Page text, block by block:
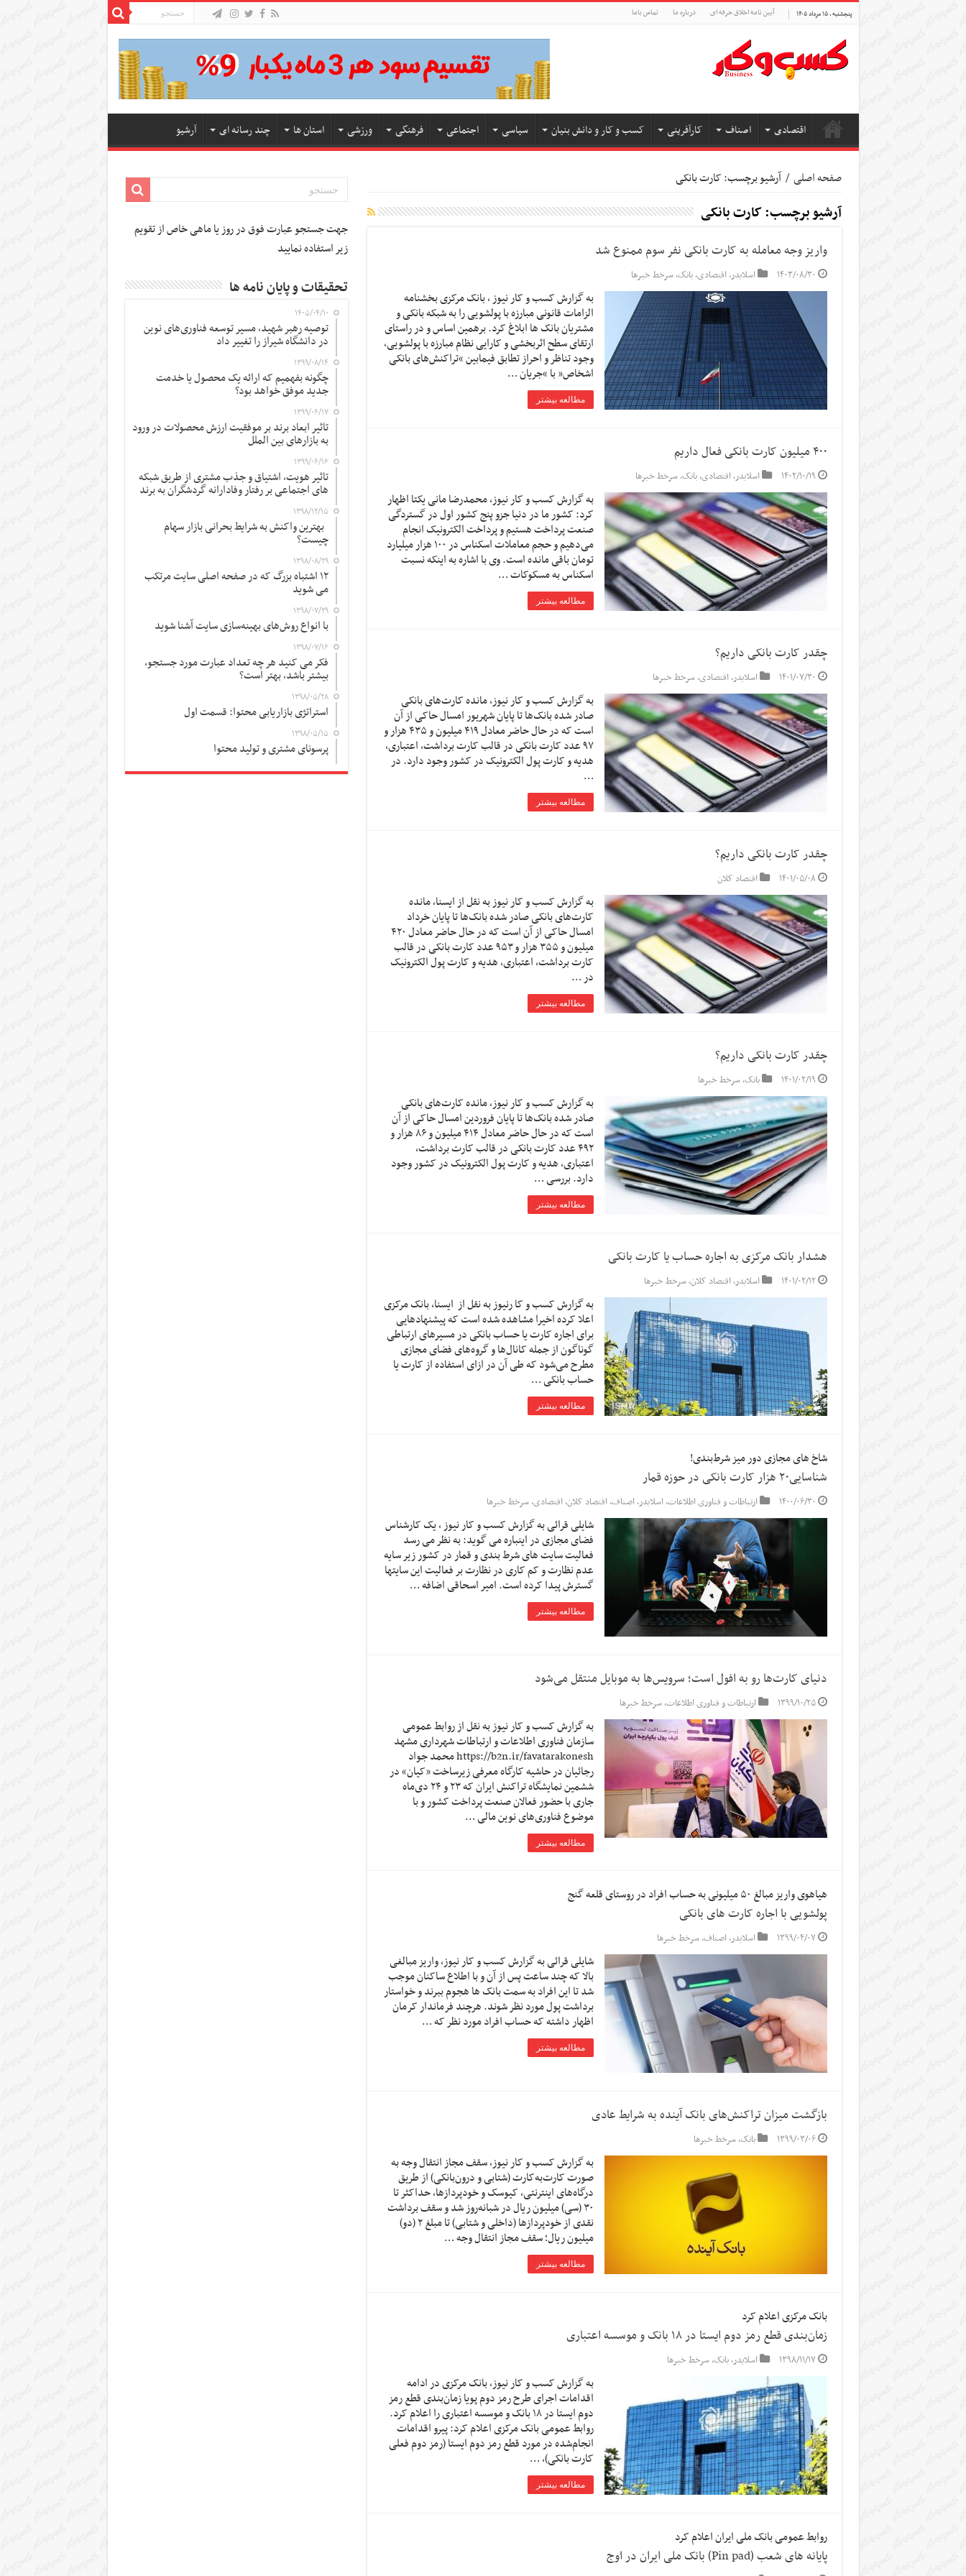
پنجشنبه , ۱۵ مرداد ۱۴۰۵ آیین نامه اخلاق حرفه ای درباره ما تماس باما
اقتصادی اصناف کارآفرینی کسب و کار و دانش بنیان سیاسی اجتماعی فرهنگی ورزشی استان ها چند رسانه ای آرشیو
صفحه اصلی / آرشیو برچسب: کارت بانکی
آرشیو برچسب:کارت بانکی
واریز وجه معامله به کارت بانکی نفر سوم ممنوع شد
۱۴۰۳/۰۸/۳۰ اسلایدر,اقتصادی,بانک,سرخط خبرها
به گزارش کسب و کار نیوز ، بانک مرکزی بخشنامه
الزامات قانونی مبارزه با پولشویی را به شبکه بانکی و
مشتریان بانک ها ابلاغ کرد. برهمین اساس و در راستای
ارتقای سطح اثربخشی و کارایی نظام مبارزه با پولشویی،
وجود تناظر و احراز تطابق فیمابین “تراکنش‌های بانکی
اشخاص” با “جریان …
مطالعه بیشتر
۴۰۰ میلیون کارت بانکی فعال داریم
۱۴۰۲/۱۰/۱۹ اسلایدر,اقتصادی,بانک,سرخط خبرها
به گزارش کسب و کار نیوز، محمدرضا مانی یکتا اظهار
کرد: کشور ما در دنیا جزو پنج کشور اول در گستردگی
صنعت پرداخت هستیم و پرداخت الکترونیک انجام
می‌دهیم و حجم معاملات اسکناس در ۱۰۰ هزار میلیارد
تومان باقی مانده است. وی با اشاره به اینکه نسبت
اسکناس به مسکوکات …
مطالعه بیشتر
چقدر کارت بانکی داریم؟
۱۴۰۱/۰۷/۳۰ اسلایدر,اقتصادی,سرخط خبرها
به گزارش کسب و کار نیوز، مانده کارت‌های بانکی
صادر شده بانک‌ها تا پایان شهریور امسال حاکی از آن
است که در حال حاضر معادل ۴۱۹ میلیون و ۴۳۵ هزار و
۹۷ عدد کارت بانکی در قالب کارت برداشت، اعتباری،
هدیه و کارت پول الکترونیک در کشور وجود دارد. در
…
مطالعه بیشتر
چقدر کارت بانکی داریم؟
۱۴۰۱/۰۵/۰۸ اقتصاد کلان
به گزارش کسب و کار نیوز به نقل از ایسنا، مانده
کارت‌های بانکی صادر شده بانک‌ها تا پایان خرداد
امسال حاکی از آن است که در حال حاضر معادل ۴۲۰
میلیون و ۳۵۵ هزار و ۹۵۳ عدد کارت بانکی در قالب
کارت برداشت، اعتباری، هدیه و کارت پول الکترونیک
در …
مطالعه بیشتر
چقدر کارت بانکی داریم؟
۱۴۰۱/۰۲/۱۹ بانک,سرخط خبرها
به گزارش کسب و کار نیوز، مانده کارت‌های بانکی
صادر شده بانک‌ها تا پایان فروردین امسال حاکی از آن
است که در حال حاضر معادل ۴۱۴ میلیون و ۸۶ هزار و
۴۹۲ عدد کارت بانکی در قالب کارت برداشت،
اعتباری، هدیه و کارت پول الکترونیک در کشور وجود
دارد. بررسی …
مطالعه بیشتر
هشدار بانک مرکزی به اجاره حساب یا کارت بانکی
۱۴۰۱/۰۲/۱۲ اسلایدر,اقتصاد کلان,سرخط خبرها
به گزارش کسب و کا رنیوز به نقل از ایسنا، بانک مرکزی
اعلا کرده اخیرا مشاهده شده است که پیشنهادهایی
برای اجاره کارت یا حساب بانکی در مسیرهای ارتباطی
گوناگون از جمله کانال‌ها و گروه‌های فضای مجازی
مطرح می‌شود که طی آن در ازای استفاده از کارت یا
حساب بانکی …
مطالعه بیشتر
شاخ های مجازی دور میز شرط‌بندی!
شناسایی۲۰ هزار کارت بانکی در حوزه قمار
۱۴۰۰/۰۶/۳۰ ارتباطات و فناوری اطلاعات,اسلایدر,اصناف,اقتصاد کلان,اقتصادی,سرخط خبرها
شایلی قرائی به گزارش کسب و کار نیوز ، یک کارشناس
فضای مجازی در اینباره می گوید: به نظر می رسد
فعالیت سایت های شرط بندی و قمار در کشور زیر سایه
عدم نظارت و کم کاری در نظارت بر فعالیت این سایتها
گسترش پیدا کرده است. امیر اسحاقی اضافه …
مطالعه بیشتر
دنیای کارت‌ها رو به افول است؛ سرویس‌ها به موبایل منتقل می‌شود
۱۳۹۹/۱۰/۲۵ ارتباطات و فناوری اطلاعات,سرخط خبرها
به گزارش کسب و کار نیوز به نقل از روابط عمومی
سازمان فناوری اطلاعات و ارتباطات شهرداری مشهد
https://b2n.ir/favatarakonesh محمد جواد
رجائیان در حاشیه کارگاه معرفی زیرساخت «کیان» در
ششمین نمایشگاه تراکنش ایران که ۲۳ و ۲۴ دی‌ماه
جاری با حضور فعالان صنعت پرداخت کشور و با
موضوع فناوری‌های نوین مالی …
مطالعه بیشتر
هیاهوی واریز مبالغ ۵۰ میلیونی به حساب افراد در روستای قلعه گنج
پولشویی با اجاره کارت های بانکی
۱۳۹۹/۰۴/۰۷ اسلایدر,اصناف,سرخط خبرها
شایلی قرائی به گزارش کسب و کار نیوز، واریز مبالغی
بالا که چند ساعت پس از آن و با اطلاع ساکنان موجب
شد تا این افراد به سمت بانک ها هجوم ببرند و خواستار
برداشت پول مورد نظر شوند. هرچند فرماندار کرمان
اظهار داشته که حساب افراد مورد نظر که …
مطالعه بیشتر
بازگشت میزان تراکنش‌های بانک آینده به شرایط عادی
۱۳۹۹/۰۳/۰۶ بانک,سرخط خبرها
به گزارش کسب و کار نیوز، سقف مجاز انتقال وجه به
صورت کارت‌به‌کارت (شتابی و درون‌بانکی) از طریق
درگاه‌های اینترنتی، کیوسک و خودپردازها، حداکثر تا
۳۰ (سی) میلیون ریال در شبانه‌روز شد و سقف برداشت
نقدی از خودپردازها (داخلی و شتابی) تا مبلغ ۲ (دو)
میلیون ریال؛ سقف مجاز انتقال وجه …
مطالعه بیشتر
بانک مرکزی اعلام کرد
زمان‌بندی قطع رمز دوم ایستا در ۱۸ بانک‌ و موسسه اعتباری
۱۳۹۸/۱۱/۱۷ اسلایدر,بانک,سرخط خبرها
به گزارش کسب و کار نیوز، بانک مرکزی در ادامه
اقدامات اجرای طرح رمز دوم پویا زمان‌بندی قطع رمز
دوم ایستا در ۱۸ بانک‌ و موسسه اعتباری را اعلام کرد.
روابط عمومی بانک مرکزی اعلام کرد: پیرو اقدامات
انجام‌شده در مورد قطع رمز دوم ایستا (رمز دوم فعلی
کارت بانکی)، …
مطالعه بیشتر
روابط عمومی بانک ملی ایران اعلام کرد
پایانه های شعب (Pin pad) بانک ملی ایران در اوج
جهت جستجو عبارت فوق در روز یا ماهی خاص از تقویم
زیر استفاده نمایید
تحقیقات و پایان نامه ها
۱۴۰۵/۰۴/۱۰
توصیه رهبر شهید، مسیر توسعه فناوری‌های نوین
در دانشگاه شیراز را تغییر داد
۱۳۹۹/۰۸/۱۴
چگونه بفهمیم که ارائه یک محصول یا خدمت
جدید موفق خواهد بود؟
۱۳۹۹/۰۶/۱۷
تاثیر ابعاد برند بر موفقیت ارزش محصولات در ورود
به بازارهای بین الملل
۱۳۹۹/۰۶/۱۶
تاثیر هویت، اشتیاق و جذب مشتری از طریق شبکه
های اجتماعی بر رفتار وفادارانه گردشگران به برند
۱۳۹۸/۱۲/۱۵
بهترین واکنش به شرایط بحرانی بازار سهام
چیست؟
۱۳۹۸/۰۸/۲۹
۱۲ اشتباه بزرگ که در صفحه اصلی سایت مرتکب
می شوید
۱۳۹۸/۰۷/۲۹
با انواع روش‌های بهینه‌سازی سایت آشنا شوید
۱۳۹۸/۰۷/۱۶
فکر می کنید هر چه تعداد عبارت مورد جستجو،
بیشتر باشد، بهتر است؟
۱۳۹۸/۰۵/۲۸
استراتژی بازاریابی محتوا: قسمت اول
۱۳۹۸/۰۵/۱۵
پرسونای مشتری و تولید محتوا